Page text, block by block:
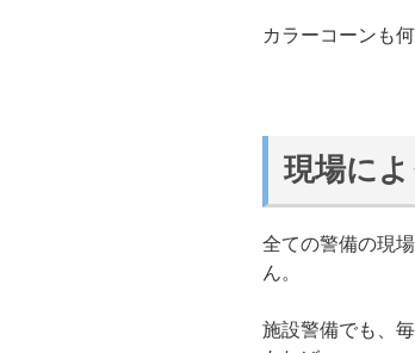
カラーコーンも
現場に
全ての警備の現
ん。
施設警備でも、